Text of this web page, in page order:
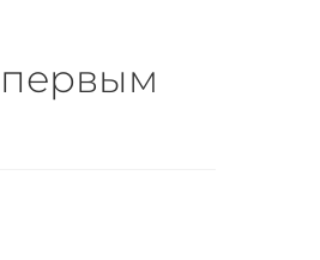
первым